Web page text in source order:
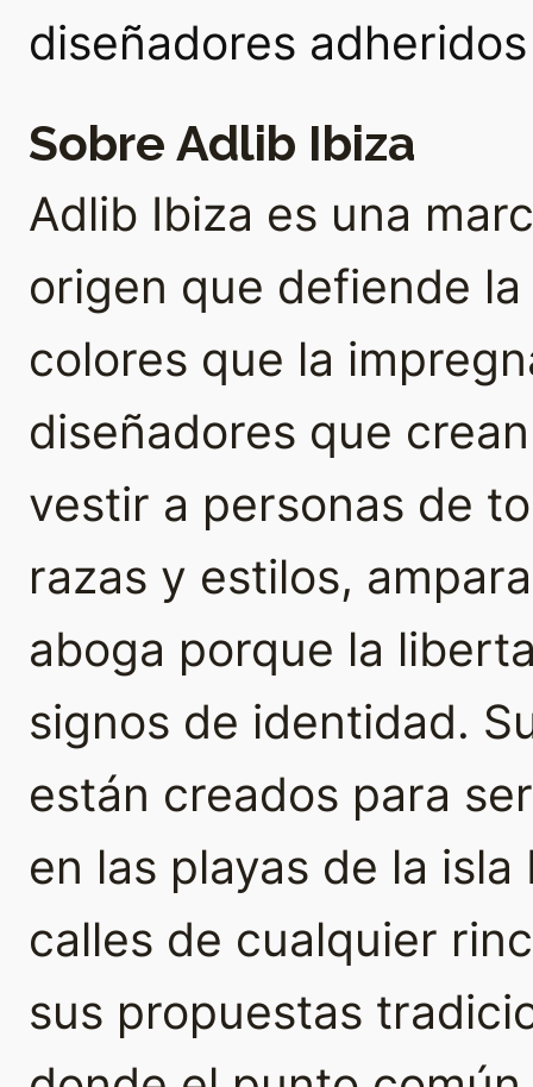
diseñadores
Sobre Adlib Ibiza
Adlib Ibiza es una
origen que defiende
colores que la
diseñadores que
vestir a personas de
razas y estilos,
aboga porque la
signos de identidad.
están creados para
en las playas de la
calles de cualquier
sus propuestas